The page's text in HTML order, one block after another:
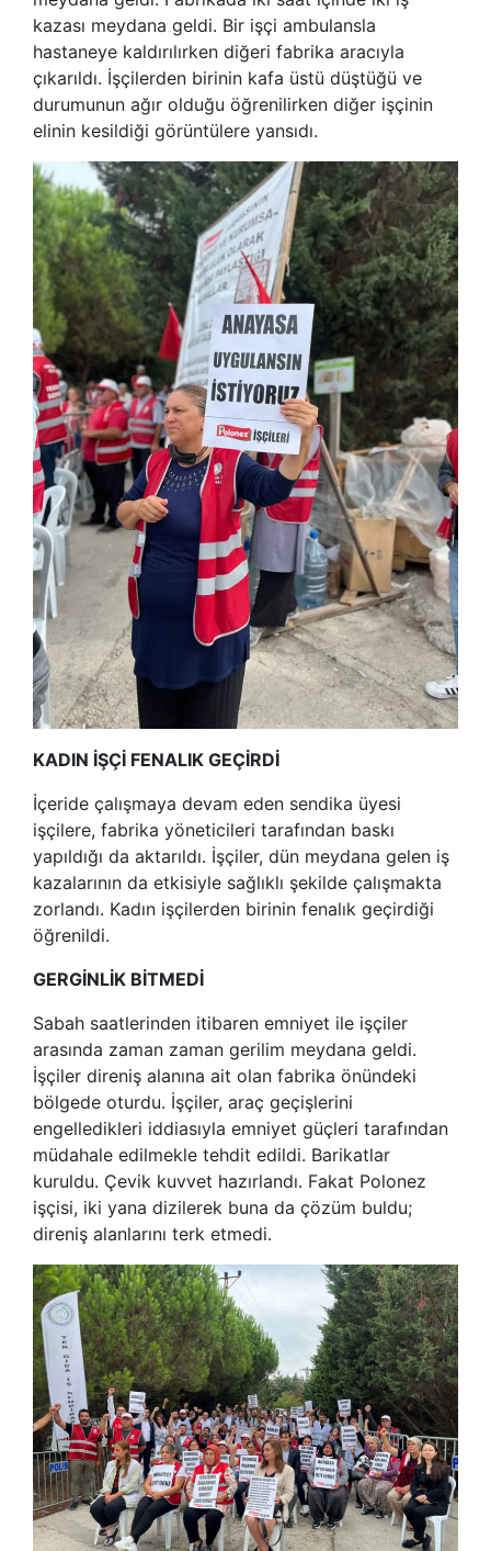
kazası meydana geldi. Bir işçi ambulansla
hastaneye kaldırılırken diğeri fabrika aracıyla
çıkarıldı. İşçilerden birinin kafa üstü düştüğü ve
durumunun ağır olduğu öğrenilirken diğer işçinin
elinin kesildiği görüntülere yansıdı.
KADIN İŞÇİ FENALIK GEÇİRDİ
İçeride çalışmaya devam eden sendika üyesi
işçilere, fabrika yöneticileri tarafından baskı
yapıldığı da aktarıldı. İşçiler, dün meydana gelen iş
kazalarının da etkisiyle sağlıklı şekilde çalışmakta
zorlandı. Kadın işçilerden birinin fenalık geçirdiği
öğrenildi.
GERGİNLİK BİTMEDİ
Sabah saatlerinden itibaren emniyet ile işçiler
arasında zaman zaman gerilim meydana geldi.
İşçiler direniş alanına ait olan fabrika önündeki
bölgede oturdu. İşçiler, araç geçişlerini
engelledikleri iddiasıyla emniyet güçleri tarafından
müdahale edilmekle tehdit edildi. Barikatlar
kuruldu. Çevik kuvvet hazırlandı. Fakat Polonez
işçisi, iki yana dizilerek buna da çözüm buldu;
direniş alanlarını terk etmedi.